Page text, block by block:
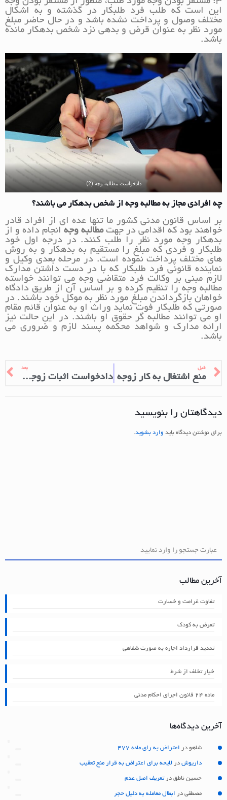
این است که طلب فرد طلبکار در گذشته و به اشکال
مختلف وصول و پرداخت نشده باشد و در حال حاضر مبلغ
مورد نظر به عنوان قرض و بدهی نزد شخص بدهکار مانده
باشد.
دادخواست مطالبه وجه (2)
چه افرادی مجاز به مطالبه وجه از شخص بدهکار می باشند؟
بر اساس قانون مدنی کشور ما تنها عده ای از افراد قادر
خواهند بود که اقدامی در جهتمطالبه وجه انجام داده و از
بدهکار وجه مورد نظر را طلب کنند. در درجه اول خود
طلبکار و فردی که مبلغ را مستقیم به بدهکار و به روش
های مختلف پرداخت نموده است. در مرحله بعدی وکیل و
نماینده قانونی فرد طلبکار که با در دست داشتن مدارک
لازم مبنی بر وکالت فرد متقاضی وجه می توانند خواسته
مطالبه وجه را تنظیم کرده و بر اساس آن از طریق دادگاه
خواهان بازگرداندن مبلغ مورد نظر به موکل خود باشند. در
صورتی که طلبکار فوت نماید وراث او به عنوان قائم مقام
او می توانند مطالبه گر حقوق او باشند. در این حالت نیز
ارائه مدارک و شواهد محکمه پسند لازم و ضروری می
باشد.
قبل
منع اشتغال به کار زوجه
بعد
دادخواست اثبات زوجیت
دیدگاهتان را بنویسید
برای نوشتن دیدگاه باید وارد بشوید.
آخرین مطالب
تفاوت غرامت و خسارت
تعرض به کودک
تمدید قرارداد اجاره به صورت شفاهی
خیار تخلف از شرط
ماده ۲۴ قانون اجرای احکام مدنی
آخرین دیدگاه‌ها
شاهو در اعتراض به رای ماده 477
داریوش در لایحه برای اعتراض به قرار منع تعقیب
حسین ناطق درتعریف اصل عدم
مصطفی در ابطال معامله به دلیل حجر